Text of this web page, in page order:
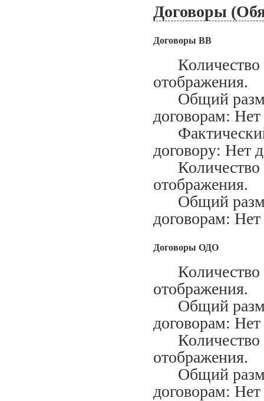
Договоры
Договоры ВВ
Количество
отображения.
Общий
договорам:
Фактический
договору: Нет
Количество
отображения.
Общий
договорам:
Договоры ОДО
Количество
отображения.
Общий
договорам:
Количество
отображения.
Общий
договорам: